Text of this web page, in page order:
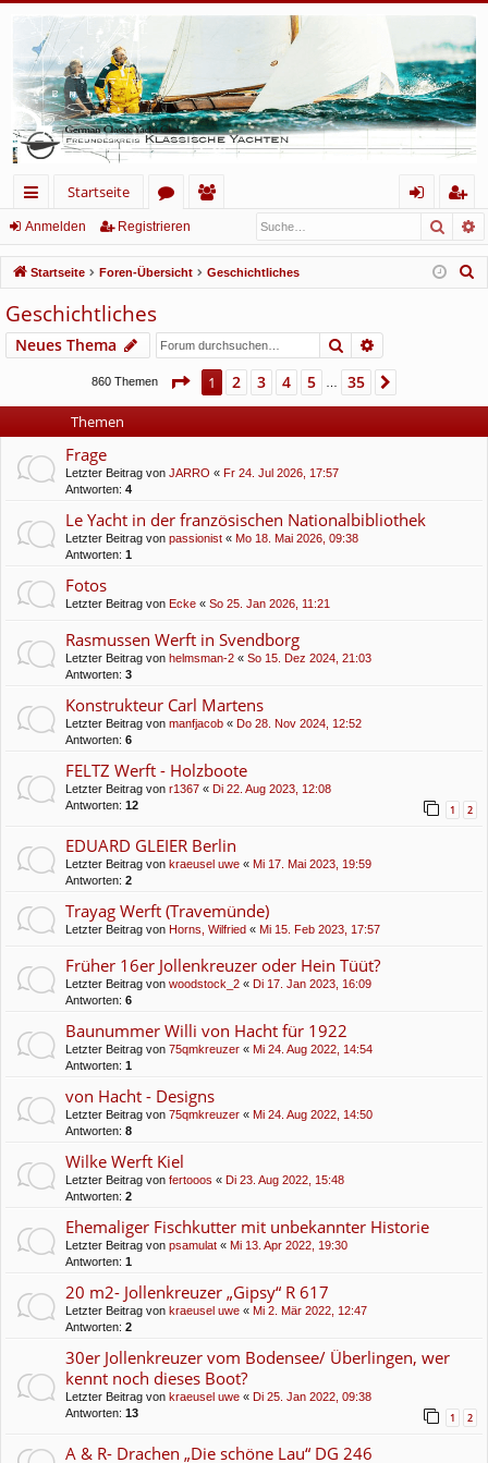
ch
ne
llz
ug
rif
Startseite
or
en
lie
de
m
el
eg
ist
rie
Anmelden Registrieren
Startseite Foren-Übersicht Geschichtliches
Geschichtliches
Neues Thema Suche
860 Themen Seite 1 von 35
1 2 3 4 5 35
Themen
Frage
Letzter Beitrag von JARRO « Fr 24. Jul 2026, 17:57
Antworten: 4
Le Yacht in der französischen Nationalbibliothek
Letzter Beitrag von passionist « Mo 18. Mai 2026, 09:38
Antworten: 1
Fotos
Letzter Beitrag von Ecke « So 25. Jan 2026, 11:21
Rasmussen Werft in Svendborg
Letzter Beitrag von helmsman-2 « So 15. Dez 2024, 21:03
Antworten: 3
Konstrukteur Carl Martens
Letzter Beitrag von manfjacob « Do 28. Nov 2024, 12:52
Antworten: 6
FELTZ Werft - Holzboote
Letzter Beitrag von r1367 « Di 22. Aug 2023, 12:08
Antworten: 12 1 2
EDUARD GLEIER Berlin
Letzter Beitrag von kraeusel uwe « Mi 17. Mai 2023, 19:59
Antworten: 2
Trayag Werft (Travemünde)
Letzter Beitrag von Horns, Wilfried « Mi 15. Feb 2023, 17:57
Früher 16er Jollenkreuzer oder Hein Tüüt?
Letzter Beitrag von woodstock_2 « Di 17. Jan 2023, 16:09
Antworten: 6
Baunummer Willi von Hacht für 1922
Letzter Beitrag von 75qmkreuzer « Mi 24. Aug 2022, 14:54
Antworten: 1
von Hacht - Designs
Letzter Beitrag von 75qmkreuzer « Mi 24. Aug 2022, 14:50
Antworten: 8
Wilke Werft Kiel
Letzter Beitrag von fertooos « Di 23. Aug 2022, 15:48
Antworten: 2
Ehemaliger Fischkutter mit unbekannter Historie
Letzter Beitrag von psamulat « Mi 13. Apr 2022, 19:30
Antworten: 1
20 m2- Jollenkreuzer „Gipsy“ R 617
Letzter Beitrag von kraeusel uwe « Mi 2. Mär 2022, 12:47
Antworten: 2
30er Jollenkreuzer vom Bodensee/ Überlingen, wer
kennt noch dieses Boot?
Letzter Beitrag von kraeusel uwe « Di 25. Jan 2022, 09:38
Antworten: 13 1 2
A & R- Drachen „Die schöne Lau“ DG 246